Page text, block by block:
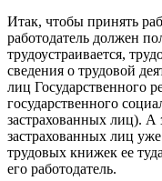
Итак, чтобы принять
работодатель должен
трудоустраивается,
сведения о трудовой
лиц Государственного
государственного
застрахованных лиц). А
застрахованных лиц
трудовых книжек ее
его работодатель.